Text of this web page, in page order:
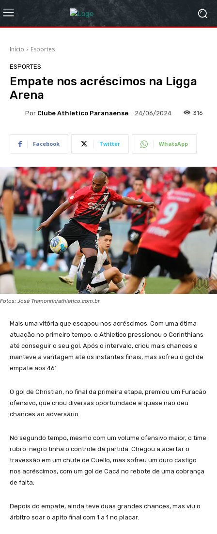
Início Esportes
ESPORTES
Empate nos acréscimos na Ligga
Arena
Por Clube Athletico Paranaense 24/06/2024 316
Facebook Twitter WhatsApp
Fotos: José Tramontin/athletico.com.br
Mais uma vitória que escapou nos acréscimos. Com uma ótima
atuação no primeiro tempo, o Athletico pressionou o Corinthians
até conseguir o seu gol. Após o intervalo, criou mais chances e
manteve a vantagem até os instantes finais, mas sofreu o gol de
empate aos 46′.
O gol de Christian, no final da primeira etapa, premiou um Furacão
ofensivo, que criou diversas oportunidade e quase não deu
chances ao adversário.
No segundo tempo, mesmo com um volume ofensivo maior, o time
rubro-negro tinha o controle da partida. Chegou a acertar o
travessão em um chute de Cuello, mas sofreu um duro castigo
nos acréscimos, com um gol de Cacá no rebote de uma cobrança
de falta.
Depois do empate, ainda teve duas grandes chances, mas viu o
árbitro soar o apito final com 1 a 1 no placar.